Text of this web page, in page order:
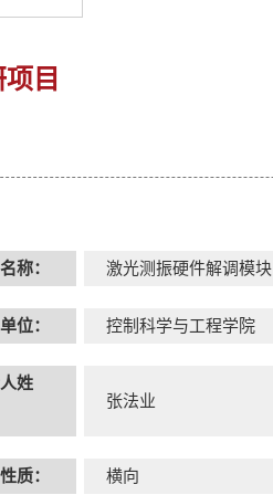
目
称： 激光测振硬件解调模块
位： 控制科学与工程学院
姓
张法业
质： 横向